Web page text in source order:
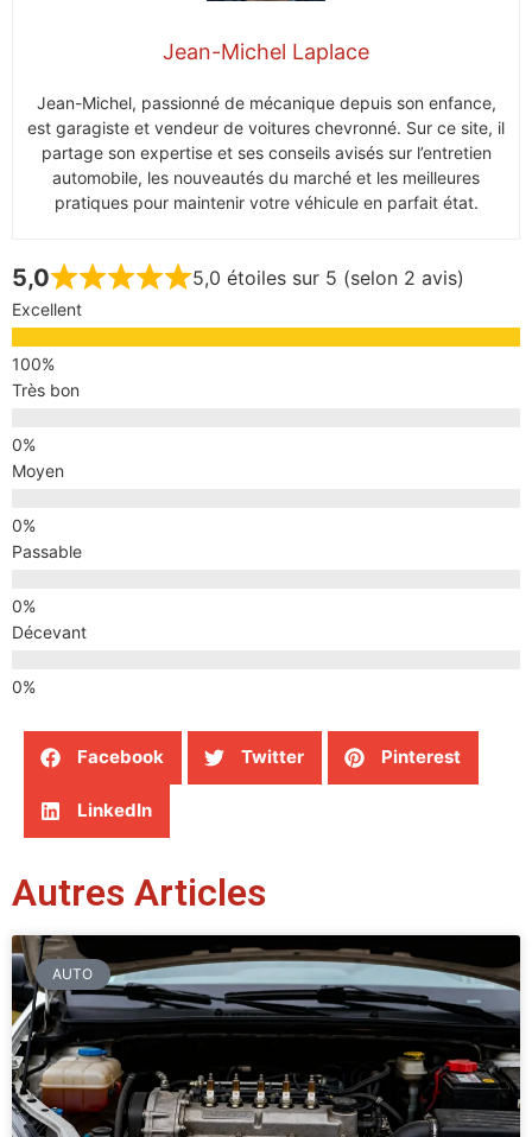
Jean-Michel Laplace
Jean-Michel, passionné de mécanique depuis son enfance,
est garagiste et vendeur de voitures chevronné. Sur ce site, il
partage son expertise et ses conseils avisés sur l’entretien
automobile, les nouveautés du marché et les meilleures
pratiques pour maintenir votre véhicule en parfait état.
5,0 5,0 étoiles sur 5 (selon 2 avis)
Excellent
Très bon
Moyen
Passable
Décevant
Facebook Twitter Pinterest
LinkedIn
Autres Articles
AUTO